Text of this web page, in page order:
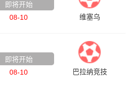
即将开始
08-10
维塞乌
即将开始
08-10
巴拉纳竞技